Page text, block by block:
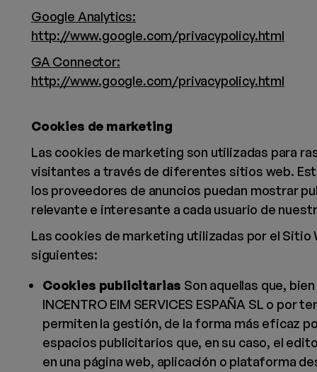
Google Analytics:
http://www.google.com/privacypolicy.html
GA Connector:
http://www.google.com/privacypolicy.html
Cookies de marketing
Las cookies de marketing son utilizadas para
visitantes a través de diferentes sitios web.
los proveedores de anuncios puedan mostrar
relevante e interesante a cada usuario de
Las cookies de marketing utilizadas por el Sitio
siguientes:
Cookies publicitarias Son aquellas que,
INCENTRO EIM SERVICES ESPAÑA SL o por
permiten la gestión, de la forma más eficaz
espacios publicitarios que, en su caso, el
en una página web, aplicación o plataforma